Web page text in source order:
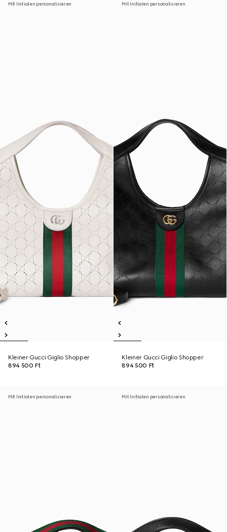
Mit Initialen personalisieren
Kleiner Gucci Giglio Shopper
894 500 Ft
Mit Initialen personalisieren
Kleiner Gucci Giglio Shopper
894 500 Ft
Mit Initialen personalisieren Mit Initialen personalisieren